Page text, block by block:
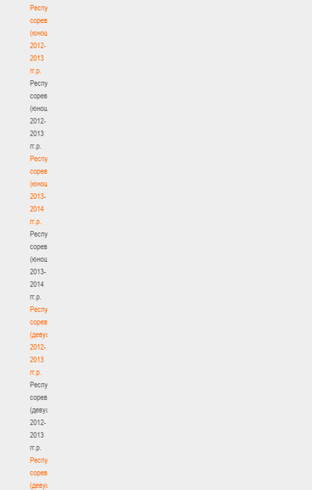
Республиканские
соревнования
(юноши)
2012-
2013
гг.р.
Республиканские
соревнования
(юноши)
2012-
2013
гг.р.
Республиканские
соревнования
(юноши)
2013-
2014
гг.р.
Республиканские
соревнования
(юноши)
2013-
2014
гг.р.
Республиканские
соревнования
(девушки)
2012-
2013
гг.р.
Республиканские
соревнования
(девушки)
2012-
2013
гг.р.
Республиканские
соревнования
(девушки)